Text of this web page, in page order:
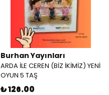
Burhan Yayınları
ARDA İLE CEREN (BİZ İKİMİZ) YENİ
OYUN 5 TAŞ
₺ 126.00